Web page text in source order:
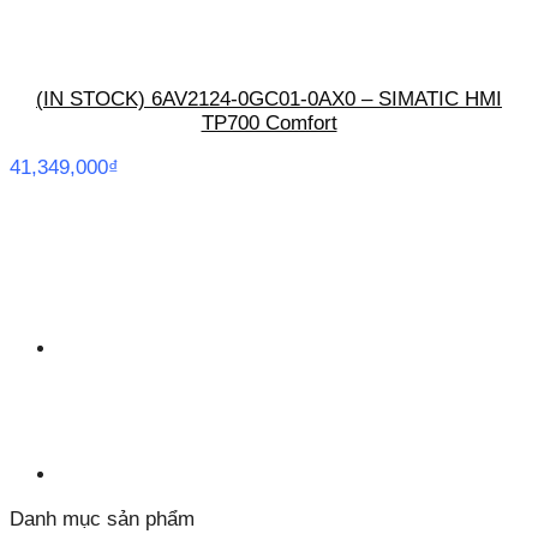
(IN STOCK) 6AV2124-0GC01-0AX0 – SIMATIC HMI
TP700 Comfort
41,349,000₫
Danh mục sản phẩm